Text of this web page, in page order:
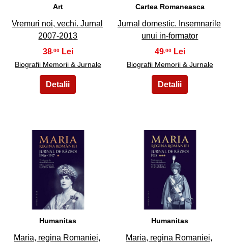
Art
Vremuri noi, vechi. Jurnal
2007-2013
38 ,00
Biografii Memorii & Jurnale
Cartea Romaneasca
Jurnal domestic. Insemnarile
unui in-formator
49,00
Biografii Memorii & Jurnale
31
Humanitas
Maria, regina Romaniei,
32
Humanitas
Maria, regina Romaniei,